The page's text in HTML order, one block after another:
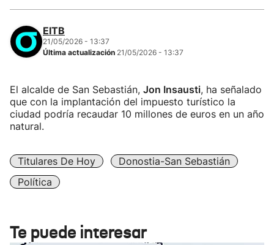
EITB
21/05/2026 - 13:37
Última actualización 21/05/2026 - 13:37
El alcalde de San Sebastián, Jon Insausti, ha señalado
que con la implantación del impuesto turístico la
ciudad podría recaudar 10 millones de euros en un año
natural.
Titulares De Hoy
Donostia-San Sebastián
Política
Te puede interesar